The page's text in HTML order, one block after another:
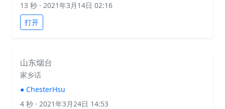
13 秒 · 2021年3月14日 02:16
打开
山东烟台
家乡话
● ChesterHsu
4 秒 · 2021年3月24日 14:53